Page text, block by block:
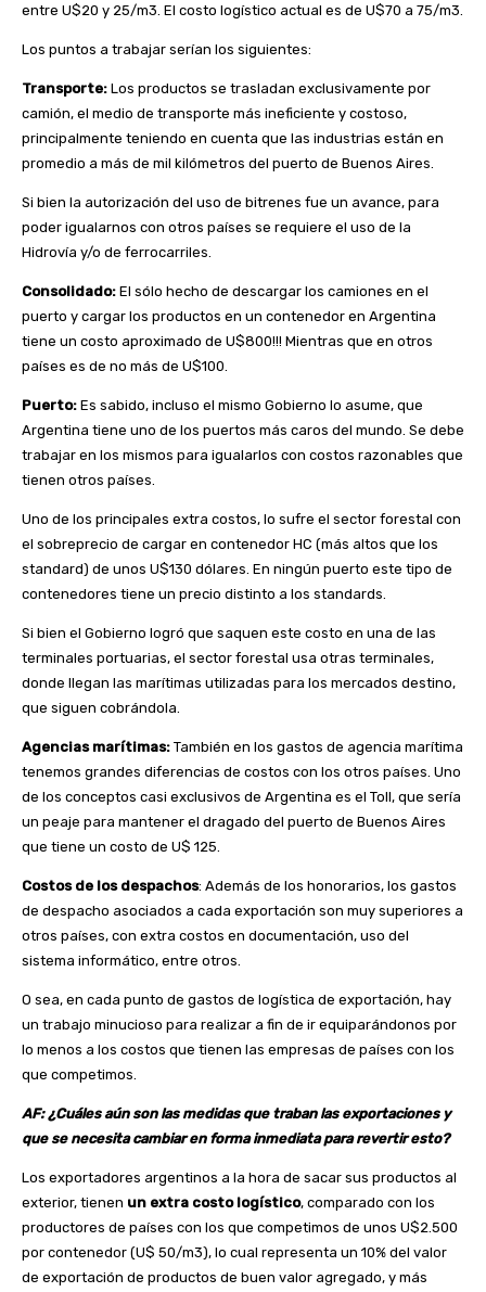
entre U$20 y 25/m3. El costo logístico actual es de U$70 a 75/m3.
Los puntos a trabajar serían los siguientes:
Transporte: Los productos se trasladan exclusivamente por
camión, el medio de transporte más ineficiente y costoso,
principalmente teniendo en cuenta que las industrias están en
promedio a más de mil kilómetros del puerto de Buenos Aires.
Si bien la autorización del uso de bitrenes fue un avance, para
poder igualarnos con otros países se requiere el uso de la
Hidrovía y/o de ferrocarriles.
Consolidado: El sólo hecho de descargar los camiones en el
puerto y cargar los productos en un contenedor en Argentina
tiene un costo aproximado de U$800!!! Mientras que en otros
países es de no más de U$100.
Puerto: Es sabido, incluso el mismo Gobierno lo asume, que
Argentina tiene uno de los puertos más caros del mundo. Se debe
trabajar en los mismos para igualarlos con costos razonables que
tienen otros países.
Uno de los principales extra costos, lo sufre el sector forestal con
el sobreprecio de cargar en contenedor HC (más altos que los
standard) de unos U$130 dólares. En ningún puerto este tipo de
contenedores tiene un precio distinto a los standards.
Si bien el Gobierno logró que saquen este costo en una de las
terminales portuarias, el sector forestal usa otras terminales,
donde llegan las marítimas utilizadas para los mercados destino,
que siguen cobrándola.
Agencias marítimas: También en los gastos de agencia marítima
tenemos grandes diferencias de costos con los otros países. Uno
de los conceptos casi exclusivos de Argentina es el Toll, que sería
un peaje para mantener el dragado del puerto de Buenos Aires
que tiene un costo de U$ 125.
Costos de los despachos: Además de los honorarios, los gastos
de despacho asociados a cada exportación son muy superiores a
otros países, con extra costos en documentación, uso del
sistema informático, entre otros.
O sea, en cada punto de gastos de logística de exportación, hay
un trabajo minucioso para realizar a fin de ir equiparándonos por
lo menos a los costos que tienen las empresas de países con los
que competimos.
AF: ¿Cuáles aún son las medidas que traban las exportaciones y
que se necesita cambiar en forma inmediata para revertir esto?
Los exportadores argentinos a la hora de sacar sus productos al
exterior, tienen un extra costo logístico, comparado con los
productores de países con los que competimos de unos U$2.500
por contenedor (U$ 50/m3), lo cual representa un 10% del valor
de exportación de productos de buen valor agregado, y más